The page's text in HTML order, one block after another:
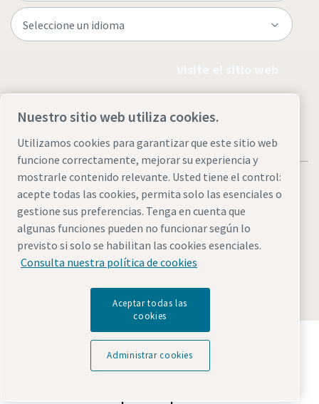
Avisos legales y de privacidadAdministrar cookies
Accesibilidad
Mapa del sitio
© 2026 Atlas Copco AB
Descubre cómo Atlas Copco Group impulsa la
tecnología que transforma el futuro.
Visita la web de Atlas Copco Group
Nuestro sitio web utiliza cookies.
Utilizamos cookies para garantizar que este sitio web
funcione correctamente, mejorar su experiencia y
mostrarle contenido relevante. Usted tiene el control:
acepte todas las cookies, permita solo las esenciales o
gestione sus preferencias. Tenga en cuenta que
algunas funciones pueden no funcionar según lo
previsto si solo se habilitan las cookies esenciales.
Consulta nuestra política de cookies
Aceptar todas las
cookies
Administrar cookies